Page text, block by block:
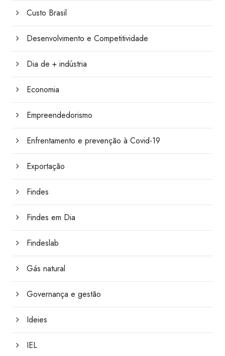
Custo Brasil
Desenvolvimento e Competitividade
Dia de + indústria
Economia
Empreendedorismo
Enfrentamento e prevenção à Covid-19
Exportação
Findes
Findes em Dia
Findeslab
Gás natural
Governança e gestão
Ideies
IEL